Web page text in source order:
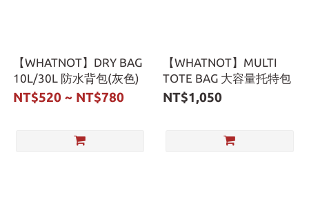
【WHATNOT】DRY BAG
10L/30L 防水背包(灰色)
NT$520 ~ NT$780
【WHATNOT】MULTI
TOTE BAG 大容量托特包
NT$1,050